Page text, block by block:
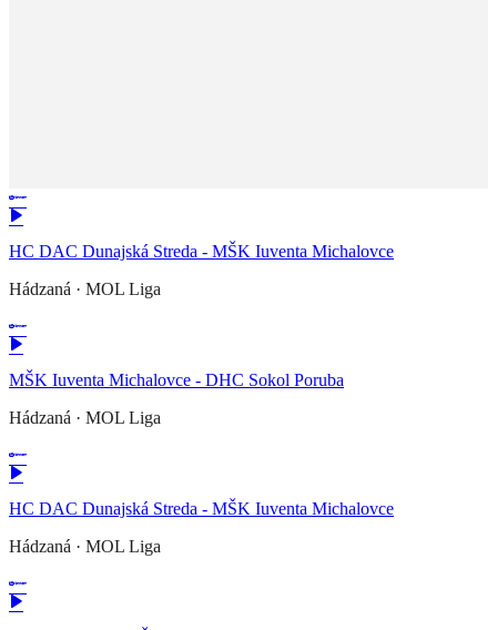
HC DAC Dunajská Streda - MŠK Iuventa Michalovce
Hádzaná · MOL Liga
MŠK Iuventa Michalovce - DHC Sokol Poruba
Hádzaná · MOL Liga
HC DAC Dunajská Streda - MŠK Iuventa Michalovce
Hádzaná · MOL Liga